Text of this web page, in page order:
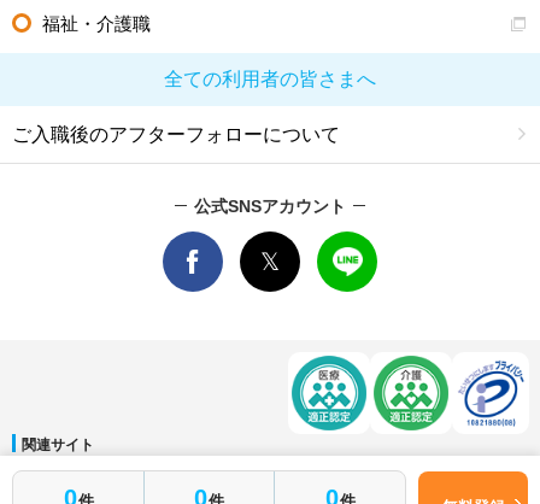
0件 0件 0件
福祉・介護職
全ての利用者の皆さまへ
ご入職後のアフターフォローについて
公式SNSアカウント
関連サイト
マイナビDOCTOR│マイナビ看護師│マイナビ薬剤師│マイナビ保育士
運営会社